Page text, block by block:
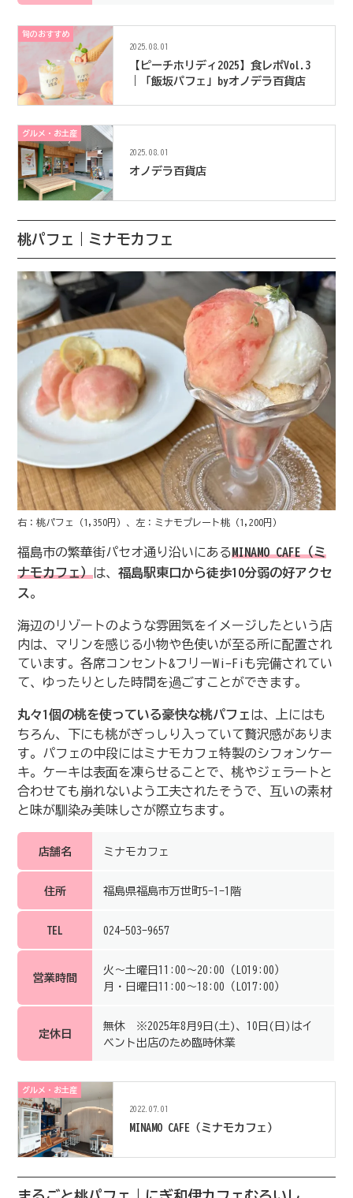
旬のおすすめ
2025.08.01
【ピーチホリディ2025】食レポVol.3
｜「飯坂パフェ」byオノデラ百貨店
グルメ・お土産
2025.08.01
オノデラ百貨店
桃パフェ｜ミナモカフェ
右：桃パフェ（1,350円）、左：ミナモプレート桃（1,200円）
福島市の繁華街パセオ通り沿いにあるMINAMO CAFE（ミ
ナモカフェ）は、 福島駅東口から徒歩10分弱の好アクセ
ス 。
海辺のリゾートのような雰囲気をイメージしたという店
内は、マリンを感じる小物や色使いが至る所に配置され
ています。各席コンセント&フリーWi-Fiも完備されてい
て、ゆったりとした時間を過ごすことができます。
丸々1個の桃を使っている豪快な桃パフェは、上にはも
ちろん、下にも桃がぎっしり入っていて贅沢感がありま
す。パフェの中段にはミナモカフェ特製のシフォンケー
キ。ケーキは表面を凍らせることで、桃やジェラートと
合わせても崩れないよう工夫されたそうで、互いの素材
と味が馴染み美味しさが際立ちます。
店舗名 ミナモカフェ
住所 福島県福島市万世町5-1-1階
TEL 024-503-9657
営業時間
火～土曜日11:00～20:00（LO19:00）
月・日曜日11:00～18:00（LO17:00）
定休日
無休 ※2025年8月9日(土)、10日(日)はイ
ベント出店のため臨時休業
グルメ・お土産
2022.07.01
MINAMO CAFE（ミナモカフェ）